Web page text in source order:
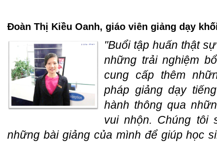
Đoàn Thị Kiều Oanh, giáo viên giảng dạy
"Buổi tập huấn thật
những trải nghiệm
cung cấp thêm
pháp giảng dạy
hành thông qua
vui nhộn. Chúng tôi
những bài giảng của mình để giúp học